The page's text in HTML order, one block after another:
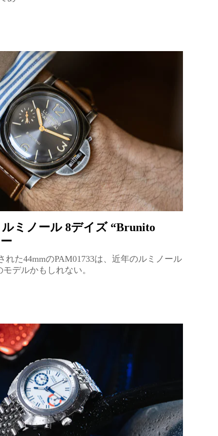
ミノール 8デイズ “Brunito
れた44mmのPAM01733は、近年のルミノール
デルかもしれない。